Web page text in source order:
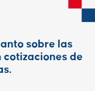
sobre las
cotizaciones de